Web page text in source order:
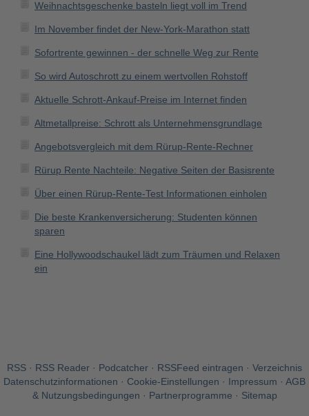
Weihnachtsgeschenke basteln liegt voll im Trend
Im November findet der New-York-Marathon statt
Sofortrente gewinnen - der schnelle Weg zur Rente
So wird Autoschrott zu einem wertvollen Rohstoff
Aktuelle Schrott-Ankauf-Preise im Internet finden
Altmetallpreise: Schrott als Unternehmensgrundlage
Angebotsvergleich mit dem Rürup-Rente-Rechner
Rürup Rente Nachteile: Negative Seiten der Basisrente
Über einen Rürup-Rente-Test Informationen einholen
Die beste Krankenversicherung: Studenten können
sparen
Eine Hollywoodschaukel lädt zum Träumen und Relaxen
ein
RSS · RSS Reader · Podcatcher · RSSFeed eintragen · Verzeichnis
Datenschutzinformationen · Cookie-Einstellungen · Impressum · AGB
& Nutzungsbedingungen · Partnerprogramme · Sitemap